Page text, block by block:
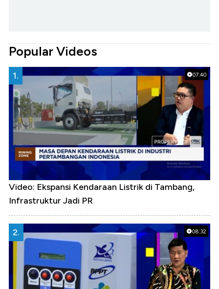
Popular Videos
07:40
1.
Video: Ekspansi Kendaraan Listrik di Tambang,
Infrastruktur Jadi PR
08:32
2.